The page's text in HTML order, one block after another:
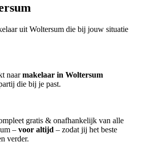
uit Woltersum die bij jouw situatie
naarmakelaar in Woltersum
die bij je past.
gratis & onafhankelijk van alle
– voor altijd – zodat jij het beste
verder.